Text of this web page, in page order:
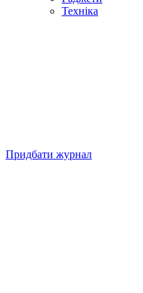
Техніка
Придбати журнал